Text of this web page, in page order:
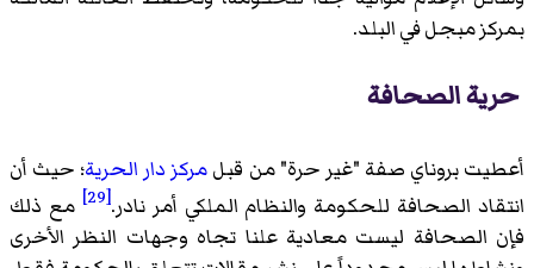
بمركز مبجل في البلد.
حرية الصحافة
أعطيت بروناي صفة "غير حرة" من قبلمركز دار الحرية؛ حيث أن
انتقاد الصحافة للحكومة والنظام الملكي أمر نادر.[29]
مع ذلك
فإن الصحافة ليست معادية علنا تجاه وجهات النظر الأخرى